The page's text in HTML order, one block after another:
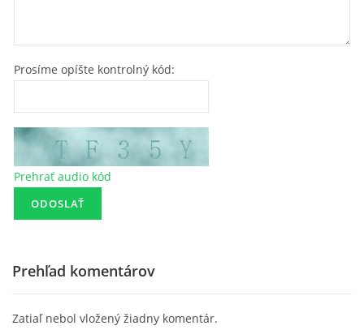
Prosíme opíšte kontrolný kód:
Prehrať audio kód
Prehľad komentárov
Zatiaľ nebol vložený žiadny komentár.